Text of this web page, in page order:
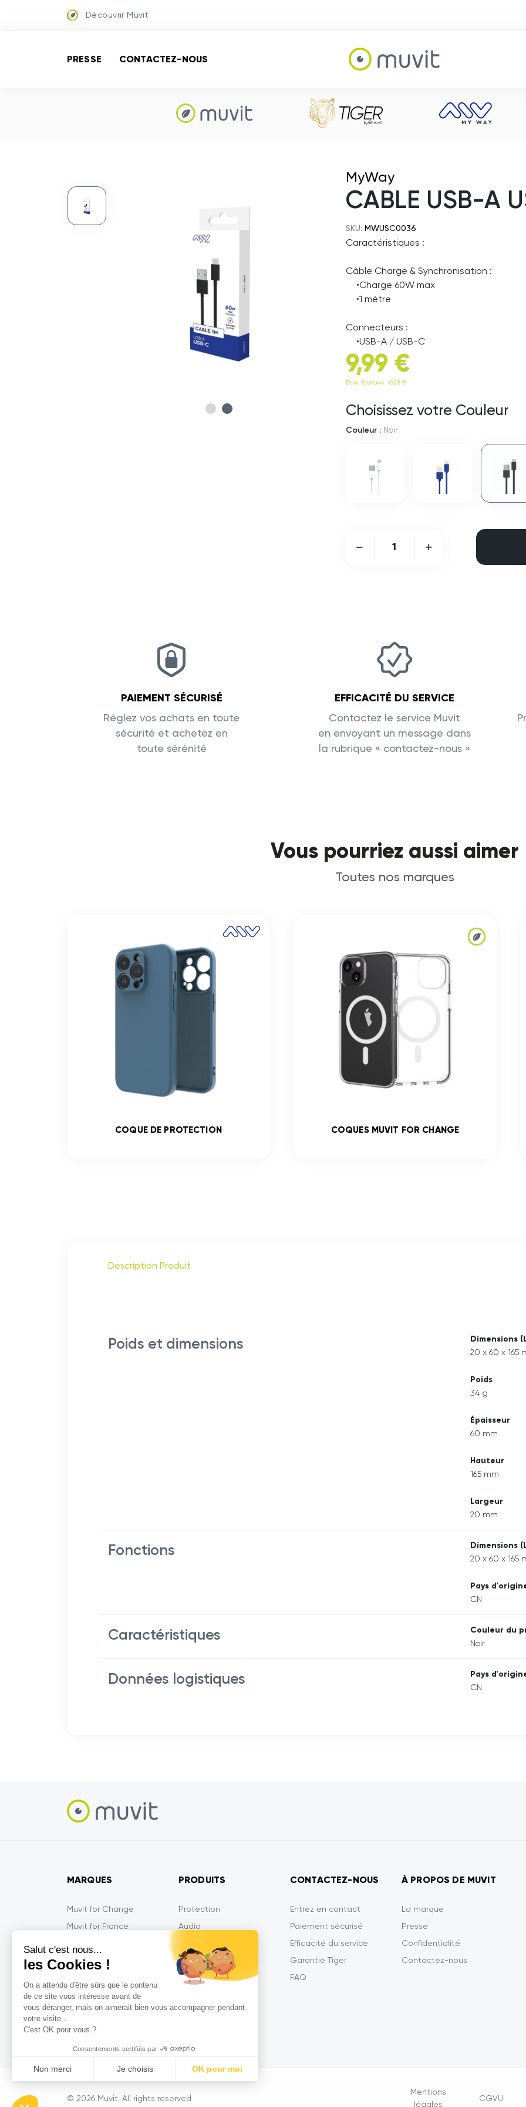
Salut c'est nous...
les Cookies !
On a attendu d'être sûrs que le contenu
de ce site vous intéresse avant de
vous déranger, mais on aimerait bien vous accompagner pendant
votre visite...
C'est OK pour vous ?
Consentements certifiés par
Non merci Je choisis OK pour moi
Découvrir Muvit
PRESSE CONTACTEZ-NOUS
MyWay
CABLE USB-A
SKU: MWUSC0036
Caractéristiques :
Câble Charge & Synchronisation :
•Charge 60W max
•1 mètre
Connecteurs :
•USB-A / USB-C
9,99 €
Dont Ecotaxe : 0,05 €
Choisissez votre Couleur
Couleur : Noir
PAIEMENT SÉCURISÉ
Réglez vos achats en toute
sécurité et achetez en
toute sérénité
EFFICACITÉ DU SERVICE
Contactez le service Muvit
en envoyant un message dans
la rubrique « contactez-nous »
Vous pourriez aussi aimer
Toutes nos marques
COQUE DE PROTECTION COQUES MUVIT FOR CHANGE
Description Produit
Poids et dimensions Dimensions
20 x 60 x 165
Poids
34 g
Épaisseur
60 mm
Hauteur
165 mm
Largeur
20 mm
Fonctions Dimensions
20 x 60 x 165
Pays
CN
Caractéristiques Couleur du
Noir
Données logistiques Pays
CN
MARQUES
Muvit for Change
Muvit for France
Muvit Gaming
MyWay
MyWay France
So Seven
PRODUITS
Protection
Audio
Mobilité
Multimédia
Objets Connectés
CONTACTEZ-NOUS
Entrez en contact
Paiement sécurisé
Efficacité du service
Garantie Tiger
FAQ
À PROPOS DE MUVIT
La marque
Presse
Confidentialité
Contactez-nous
© 2026 Muvit. All rights reserved
Mentions
légales
CGVU